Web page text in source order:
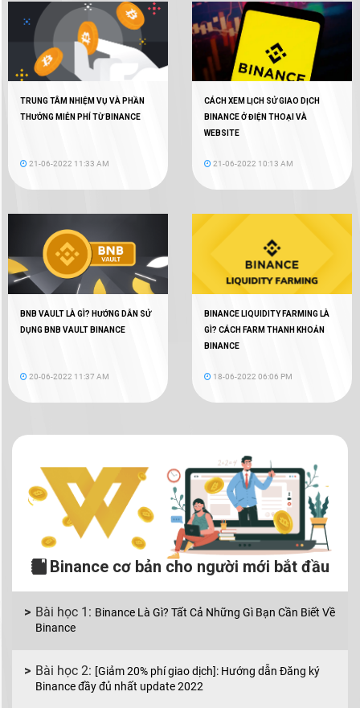
TRUNG TÂM NHIỆM VỤ VÀ PHẦN
THƯỞNG MIỄN PHÍ TỪ BINANCE
21-06-2022 11:33 AM
CÁCH XEM LỊCH SỬ GIAO DỊCH
BINANCE Ở ĐIỆN THOẠI VÀ
WEBSITE
21-06-2022 10:13 AM
BNB VAULT LÀ GÌ? HƯỚNG DẪN SỬ
DỤNG BNB VAULT BINANCE
20-06-2022 11:37 AM
BINANCE LIQUIDITY FARMING LÀ
GÌ? CÁCH FARM THANH KHOẢN
BINANCE
18-06-2022 06:06 PM
Binance cơ bản cho người mới bắt đầu
Binance Là Gì? Tất Cả Những Gì Bạn Cần Biết Về
Binance
[Giảm 20% phí giao dịch]: Hướng dẫn Đăng ký
Binance đầy đủ nhất update 2022